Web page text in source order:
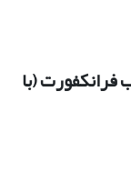
(با